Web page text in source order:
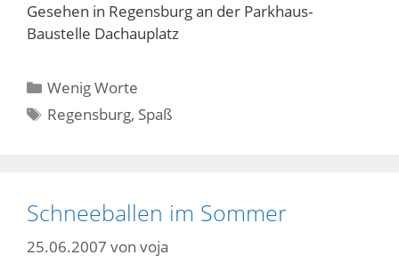
Gesehen in Regensburg an der Parkhaus-
Baustelle Dachauplatz
Kategorien
Wenig Worte
Schlagwörter
Regensburg, Spaß
Schneeballen im Sommer
25.06.2007 von voja